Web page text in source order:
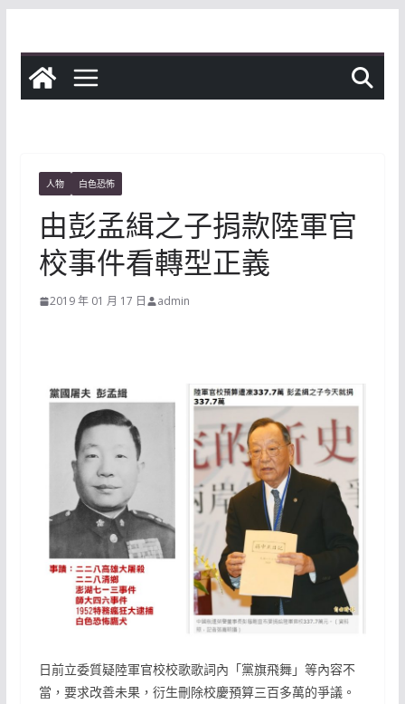
content
人物 白色恐怖
由彭孟緝之子捐款陸軍官
校事件看轉型正義
2019 年 01 月 17 日 admin
日前立委質疑陸軍官校校歌歌詞內「黨旗飛舞」等內容不
當，要求改善未果，衍生刪除校慶預算三百多萬的爭議。